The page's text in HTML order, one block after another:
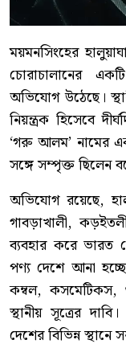
ময়মনসিংহের
চোরাচালানের
অভিযোগ উঠেছে।
নিয়ন্ত্রক হিসেবে
‘গরু আলম’ নামের এক
সঙ্গে সম্পৃক্ত ছিলেন
অভিযোগ রয়েছে,
গাবড়াখালী,
ব্যবহার করে ভারত
পণ্য দেশে আনা
কম্বল, কসমেটিকস,
স্থানীয় সূত্রের
দেশের বিভিন্ন